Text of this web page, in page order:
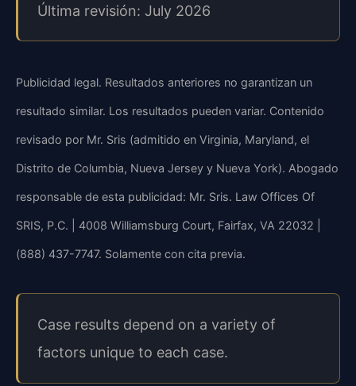
Última revisión: July 2026
Publicidad legal. Resultados anteriores no garantizan un
resultado similar. Los resultados pueden variar. Contenido
revisado por Mr. Sris (admitido en Virginia, Maryland, el
Distrito de Columbia, Nueva Jersey y Nueva York). Abogado
responsable de esta publicidad: Mr. Sris. Law Offices Of
SRIS, P.C. | 4008 Williamsburg Court, Fairfax, VA 22032 |
(888) 437-7747. Solamente con cita previa.
Case results depend on a variety of
factors unique to each case.